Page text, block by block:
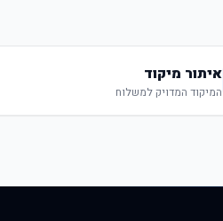
איתור מיקוד
המיקוד המדויק למשלוח